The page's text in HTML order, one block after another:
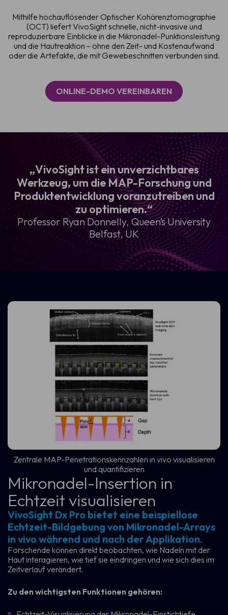
Mithilfe hochauflösender Optischer Kohärenztomographie
(OCT) liefert VivoSight schnelle, nicht-invasive und
reproduzierbare Einblicke in die Mikronadel-Punktionsleistung
und die Hautreaktion – ohne den Zeit- und Kostenaufwand
oder die Artefakte, die mit Gewebeschnitten verbunden sind.
ONLINE-DEMO VEREINBAREN
„VivoSight ist ein unverzichtbares
Werkzeug, um die MAP-Forschung und
Produktentwicklung voranzutreiben und
zu optimieren.“
Professor Ryan Donnelly, Queen’s University
Belfast, UK
Mikronadel-Insertion in
Echtzeit visualisieren
VivoSight Dx Pro bietet eine beispiellose
Echtzeit-Bildgebung von Mikronadel-Arrays
in vivo während und nach der Applikation.
Forschende können direkt beobachten, wie Nadeln mit der
Haut interagieren, wie tief sie eindringen und wie sich dies im
Zeitverlauf verändert.
Zu den wichtigsten Funktionen gehören:
Zentrale MAP-Penetrationskennzahlen in vivo visualisieren
und quantifizieren